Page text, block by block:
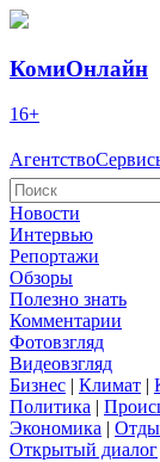
КомиОнлайн
16+
Агентство
Новости
Интервью
Репортажи
Обзоры
Полезно знать
Комментарии
Фотовзгляд
Видеовзгляд
Бизнес | Климат |
Политика |
Экономика |
Открытый диалог